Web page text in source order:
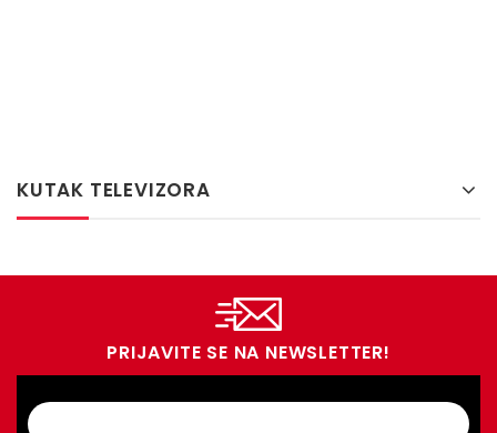
KUTAK TELEVIZORA
PRIJAVITE SE NA NEWSLETTER!